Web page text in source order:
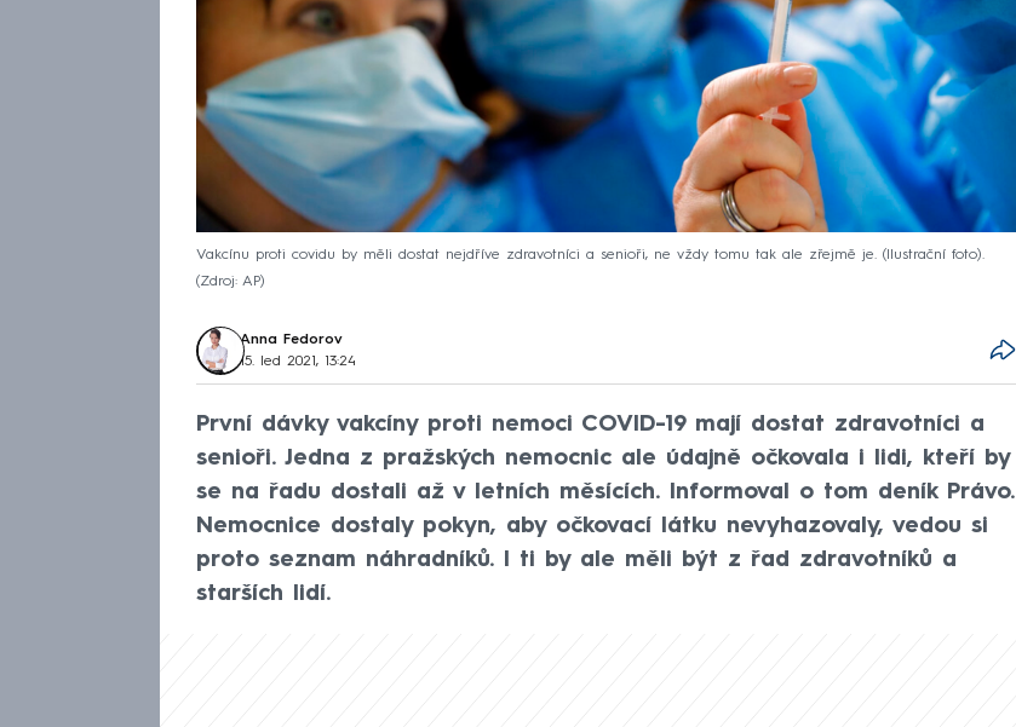
Vakcínu proti covidu by měli dostat nejdříve zdravotníci a senioři, ne vždy tomu tak ale zřejmě je. (Ilustrační foto).
Zdroj: AP
Anna Fedorov
15. led 2021, 13:24
První dávky vakcíny proti nemoci COVID-19 mají dostat zdravotníci a
senioři. Jedna z pražských nemocnic ale údajně očkovala i lidi, kteří by
se na řadu dostali až v letních měsících. Informoval o tom deník Právo.
Nemocnice dostaly pokyn, aby očkovací látku nevyhazovaly, vedou si
proto seznam náhradníků. I ti by ale měli být z řad zdravotníků a
starších lidí.